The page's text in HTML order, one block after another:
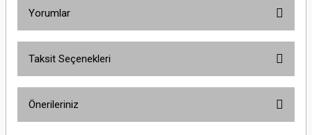
Yorumlar
Taksit Seçenekleri
Önerileriniz